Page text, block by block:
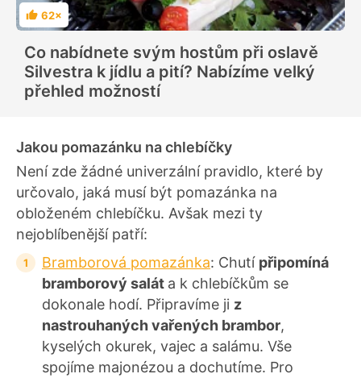
H
o
n
o
c
e
n
í
62×
Co nabídnete svým hostům při oslavě
Silvestra k jídlu a pití? Nabízíme velký
přehled možností
Jakou pomazánku na chlebíčky
Není zde žádné univerzální pravidlo, které by
určovalo, jaká musí být pomazánka na
obloženém chlebíčku. Avšak mezi ty
nejoblíbenější patří:
Bramborová pomazánka: Chutí připomíná
bramborový salát a k chlebíčkům se
dokonale hodí. Připravíme ji z
nastrouhaných vařených brambor,
kyselých okurek, vajec a salámu. Vše
spojíme majonézou a dochutíme. Pro